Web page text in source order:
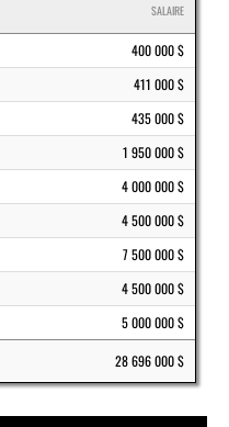
SALAIRE
400 000 $
411 000 $
435 000 $
1 950 000 $
4 000 000 $
4 500 000 $
7 500 000 $
4 500 000 $
5 000 000 $
28 696 000 $